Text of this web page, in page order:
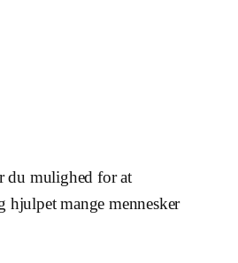
du mulighed for at
hjulpet mange mennesker